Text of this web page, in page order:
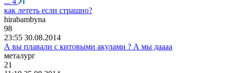
как лететь если страшно?
hirabambyna
98
23:55 30.08.2014
А вы плавали с китовыми акулами ? А мы даааа
металург
21